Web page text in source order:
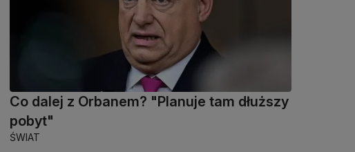
Co dalej z Orbanem? "Planuje tam dłuższy
pobyt"
ŚWIAT